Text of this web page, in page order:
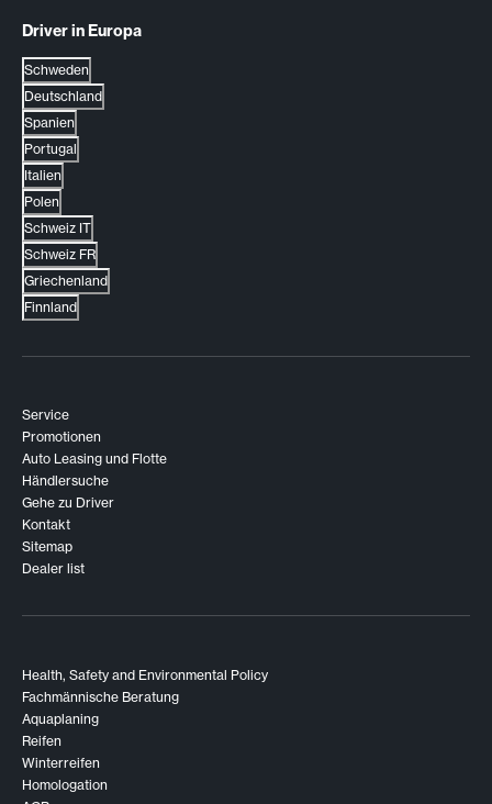
Driver in Europa
Schweden
Deutschland
Spanien
Portugal
Italien
Polen
Schweiz IT
Schweiz FR
Griechenland
Finnland
Service
Promotionen
Auto Leasing und Flotte
Händlersuche
Gehe zu Driver
Kontakt
Sitemap
Dealer list
Health, Safety and Environmental Policy
Fachmännische Beratung
Aquaplaning
Reifen
Winterreifen
Homologation